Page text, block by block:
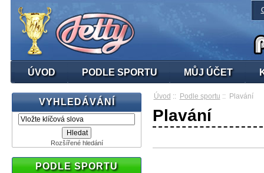
ÚVOD PODLE SPORTU MŮJ ÚČET
VYHLEDÁVÁNÍ
Rozšířené hledání
PODLE SPORTU
Úvod :: Podle sportu :: Plavání
Plavání